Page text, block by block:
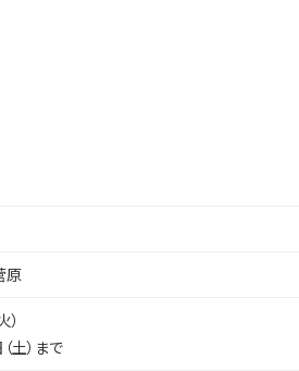
原
火）
土）まで